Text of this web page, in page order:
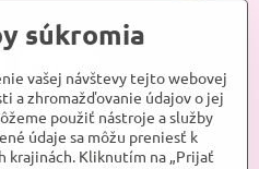
súkromia
vašej návštevy tejto webovej
a zhromažďovanie údajov o jej
použiť nástroje a služby
údaje sa môžu preniesť k
krajinách. Kliknutím na „Prijať